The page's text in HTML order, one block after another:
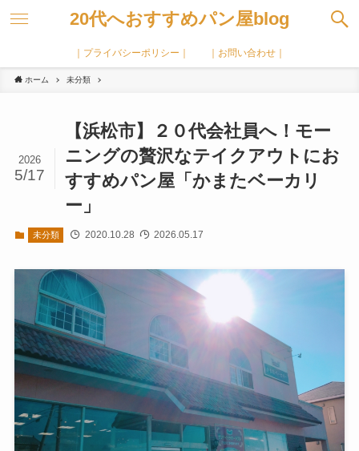
20代へおすすめパン屋blog
｜プライバシーポリシー｜ ｜お問い合わせ｜
ホーム 未分類
【浜松市】２０代会社員へ！モー
ニングの贅沢なテイクアウトにお
すすめパン屋「かまたベーカリ
ー」
2026
5/17
未分類 2020.10.28 2026.05.17